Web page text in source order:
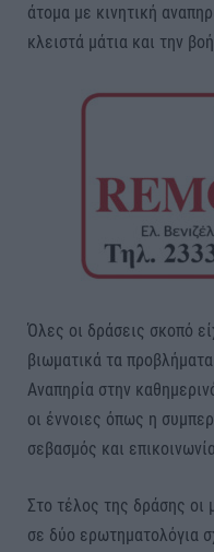
άτομα με κινητική
κλειστά μάτια και την
Όλες οι δράσεις σκοπό
βιωματικά τα
Αναπηρία στην
οι έννοιες όπως η
σεβασμός και
Στο τέλος της δράσης οι
σε δύο ερωτηματολόγια